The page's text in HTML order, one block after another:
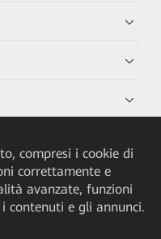
compresi i cookie di
correttamente e
avanzate, funzioni
contenuti e gli annunci.